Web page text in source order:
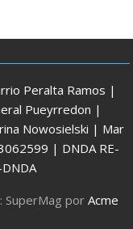
Peralta Ramos |
Pueyrredon |
Nowosielski | Mar
| DNDA RE-
SuperMag porAcme